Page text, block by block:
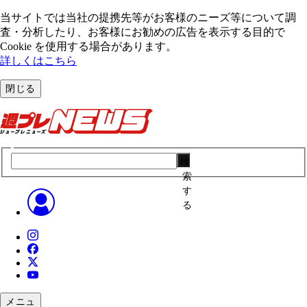
当サイトでは当社の提携先等がお客様のニーズ等について調
査・分析したり、お客様にお勧めの広告を表⽰する⽬的で
Cookie を使⽤する場合があります。
詳しくはこちら
閉じる
索
す
る
メニュ